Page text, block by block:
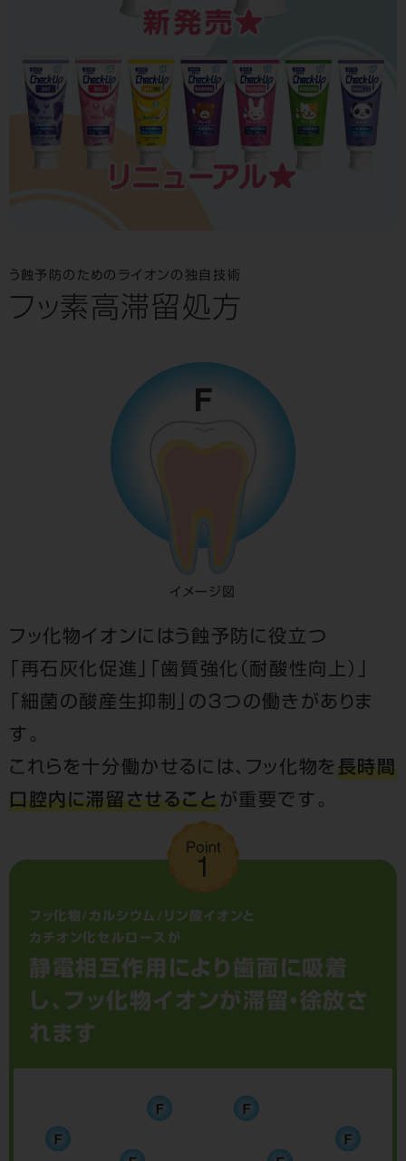
う蝕予防のためのライオンの独自技術
フッ素高滞留処方
イメージ図
フッ化物イオンにはう蝕予防に役立つ
「再石灰化促進」「歯質強化（耐酸性向上）」
「細菌の酸産生抑制」の３つの働きがありま
す。
これらを十分働かせるには、フッ化物を 長時間
口腔内に滞留させることが重要です。
フッ化物/カルシウム/リン酸イオンと
カチオン化セルロースが
静電相互作用により歯面に吸着
し、 フッ化物イオンが滞留・徐放さ
れます